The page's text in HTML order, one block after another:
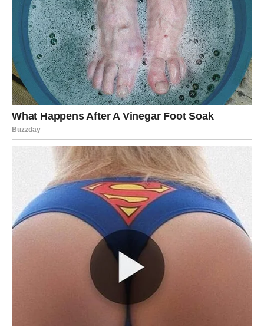
Šta Devica dobija posle raskida?
Devica posle ovoga postaje još mudrija. Nauči da ne
spušta standarde. I vrlo često, nakon ovakvog preseka,
dolazi joj nova osoba koja je stabilna i pouzdana — baš
ono što je Devici potrebno da se ponovo opusti.
JARAC – KAD DOSTOJANSTVO
POSTANE JAČE OD LJUBAVI I
KAD SE ODLUČI DA NIKAD NE
BUDE OPCIJA
Jarac može podneti mnogo, ali jednu stvar ne podnosi:
da mu neko troši vreme i ruši integritet
trougao je upravo to.
Kako Jarac saznaje istinu?
Jarac najčešće sazna kroz realnost: čuje, vidi, dobije